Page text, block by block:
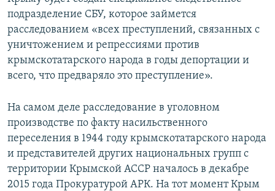
подразделение СБУ, которое займется
расследованием «всех преступлений, связанных с
уничтожением и репрессиями против
крымскотатарского народа в годы депортации и
всего, что предваряло это преступление».
На самом деле расследование в уголовном
производстве по факту насильственного
переселения в 1944 году крымскотатарского народа
и представителей других национальных групп с
территории Крымской АССР началось в декабре
2015 года Прокуратурой АРК. На тот момент Крым